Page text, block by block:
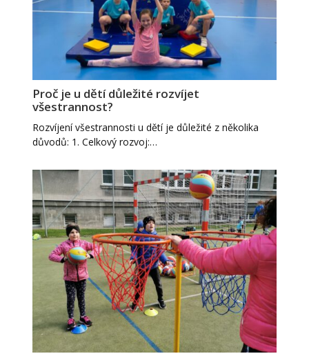
Proč je u dětí důležité rozvíjet
všestrannost?
Rozvíjení všestrannosti u dětí je důležité z několika
důvodů: 1. Celkový rozvoj:…